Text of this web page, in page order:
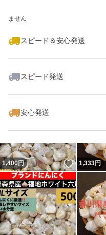
2kg以上のご購入で大き
にんにく ニンニク 乾燥
全 黒にんにく 黒ニンニ
ません
スピード＆安心発送
スピード発送
安心発送
1,400円 いいね！
1,333円